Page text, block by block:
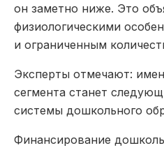
он заметно ниже. Это
физиологическими
и ограниченным
Эксперты отмечают:
сегмента станет
системы дошкольного
Финансирование